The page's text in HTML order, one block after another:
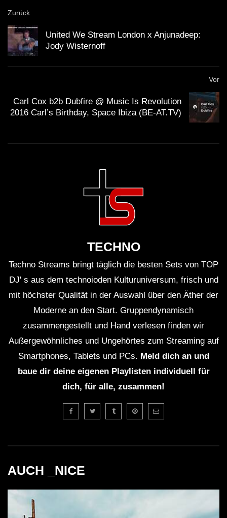
Zurück
United We Stream London x Anjunadeep:
Jody Wisternoff
Vor
Carl Cox b2b Dubfire @ Music Is Revolution
2016 Carl’s Birthday, Space Ibiza (BE-AT.TV)
TECHNO
Techno Streams bringt täglich die besten Sets von TOP
DJ' s aus dem technoioden Kulturuniversum, frisch und
mit höchster Qualität in der Auswahl über den Äther der
Moderne an den Start. Gruppendynamisch
zusammengestellt und Hand verlesen finden wir
Außergewöhnliches und Ungehörtes zum Streaming auf
Smartphones, Tablets und PCs. Meld dich an und
baue dir deine eigenen Playlisten individuell für
dich, für alle, zusammen!
AUCH _NICE